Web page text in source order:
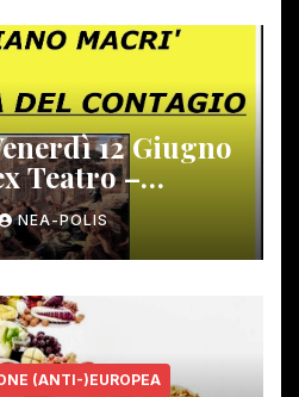
12 Giugno
Teatro –
–
NEA-POLIS
(ANTI-)EUROPEA